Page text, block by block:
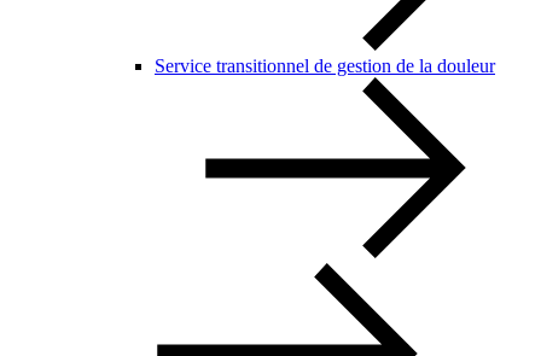
Service transitionnel de gestion de la douleur